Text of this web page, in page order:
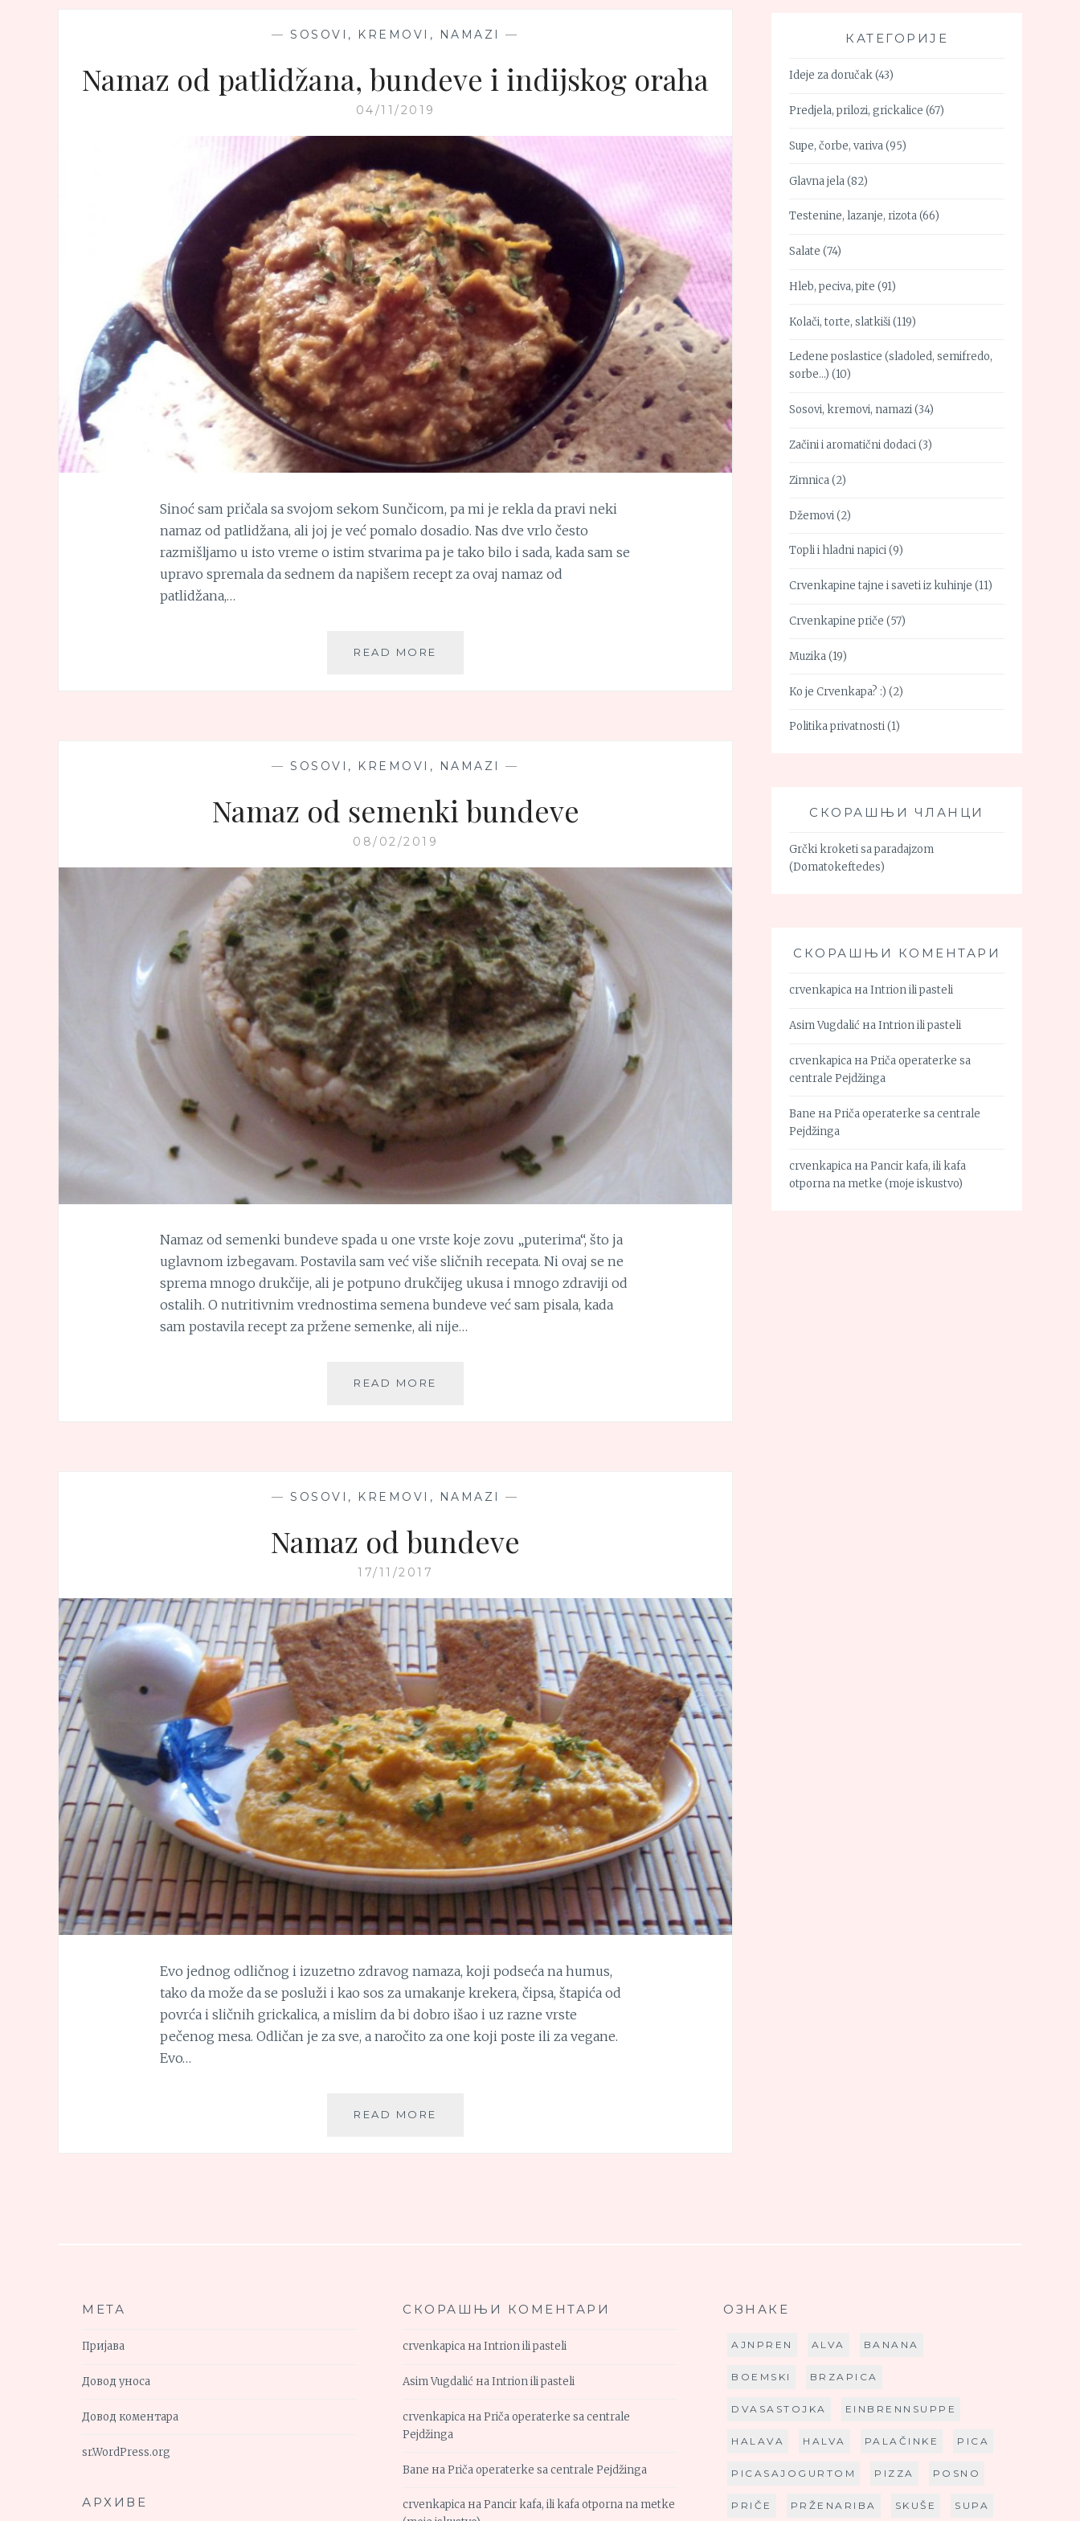
—SOSOVI, KREMOVI, NAMAZI —
Namaz od patlidžana, bundeve i indijskog oraha
04/11/2019
Sinoć sam pričala sa svojom sekom Sunčicom, pa mi je rekla da pravi neki
namaz od patlidžana, ali joj je već pomalo dosadio. Nas dve vrlo često
razmišljamo u isto vreme o istim stvarima pa je tako bilo i sada, kada sam se
upravo spremala da sednem da napišem recept za ovaj namaz od
patlidžana,…
READ MORE
—SOSOVI, KREMOVI, NAMAZI —
Namaz od semenki bundeve
08/02/2019
Namaz od semenki bundeve spada u one vrste koje zovu „puterima“, što ja
uglavnom izbegavam. Postavila sam već više sličnih recepata. Ni ovaj se ne
sprema mnogo drukčije, ali je potpuno drukčijeg ukusa i mnogo zdraviji od
ostalih. O nutritivnim vrednostima semena bundeve već sam pisala, kada
sam postavila recept za pržene semenke, ali nije…
READ MORE
—SOSOVI, KREMOVI, NAMAZI —
Namaz od bundeve
17/11/2017
Evo jednog odličnog i izuzetno zdravog namaza, koji podseća na humus,
tako da može da se posluži i kao sos za umakanje krekera, čipsa, štapića od
povrća i sličnih grickalica, a mislim da bi dobro išao i uz razne vrste
pečenog mesa. Odličan je za sve, a naročito za one koji poste ili za vegane.
Evo…
READ MORE
КАТЕГОРИЈЕ
Ideje za doručak(43)
Predjela, prilozi, grickalice (67)
Supe, čorbe, variva(95)
Glavna jela(82)
Testenine, lazanje, rizota(66)
Salate (74)
Hleb, peciva, pite (91)
Kolači, torte, slatkiši(119)
Ledene poslastice (sladoled, semifredo,
sorbe…) (10)
Sosovi, kremovi, namazi(34)
Začini i aromatični dodaci(3)
Zimnica(2)
Džemovi(2)
Topli i hladni napici(9)
Crvenkapine tajne i saveti iz kuhinje (11)
Crvenkapine priče (57)
Muzika(19)
Ko je Crvenkapa? :) (2)
Politika privatnosti(1)
СКОРАШЊИ ЧЛАНЦИ
Grčki kroketi sa paradajzom
(Domatokeftedes)
СКОРАШЊИ КОМЕНТАРИ
crvenkapica наIntrion ili pasteli
Asim Vugdalić наIntrion ili pasteli
crvenkapica наPriča operaterke sa
centrale Pejdžinga
Bane наPriča operaterke sa centrale
Pejdžinga
crvenkapica наPancir kafa, ili kafa
otporna na metke (moje iskustvo)
МЕТА
Пријава
Довод уноса
Довод коментара
sr.WordPress.org
АРХИВЕ
СКОРАШЊИ КОМЕНТАРИ
crvenkapica наIntrion ili pasteli
Asim Vugdalić наIntrion ili pasteli
crvenkapica наPriča operaterke sa centrale
Pejdžinga
Bane наPriča operaterke sa centrale Pejdžinga
crvenkapica наPancir kafa, ili kafa otporna na metke
ОЗНАКЕ
AJNPREN ALVA BANANA
BOEMSKI BRZAPICA
DVASASTOJKA EINBRENNSUPPE
HALAVA HALVA PALAČINKE PICA
PICASAJOGURTOM PIZZA POSNO
PRIČE PRŽENARIBA SKUŠE SUPA